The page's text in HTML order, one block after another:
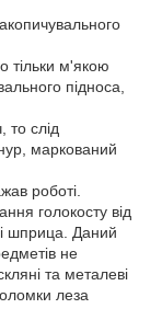
тільки м'якою
підноса,
слід
маркований
роботі.
голокосту від
шприца. Даний
не
та металеві
леза